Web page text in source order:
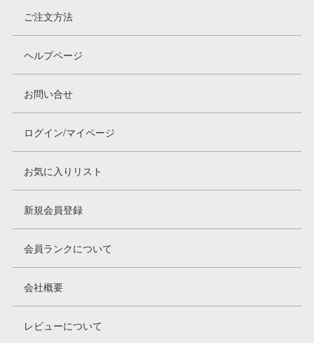
ご注文方法
ヘルプページ
お問い合せ
ログイン/マイページ
お気に入りリスト
新規会員登録
会員ランクについて
会社概要
レビューについて